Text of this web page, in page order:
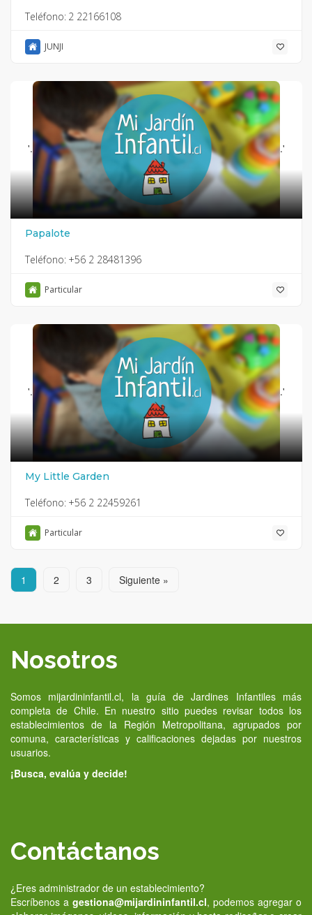
Teléfono: 2 22166108
JUNJI
'. .'
Papalote
Teléfono: +56 2 28481396
Particular
'. .'
My Little Garden
Teléfono: +56 2 22459261
Particular
1 2 3 Siguiente »
Nosotros
Somos mijardininfantil.cl, la guía de Jardines Infantiles más
completa de Chile. En nuestro sitio puedes revisar todos los
establecimientos de la Región Metropolitana, agrupados por
comuna, características y calificaciones dejadas por nuestros
usuarios.
¡Busca, evalúa y decide!
Contáctanos
¿Eres administrador de un establecimiento?
Escríbenos a gestiona@mijardininfantil.cl, podemos agregar o